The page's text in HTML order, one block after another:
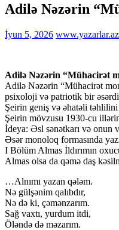
Adilə Nəzərin
İyun 5, 2026 www.yazarlar.az
Adilə Nəzərin “Mühacirət
Adilə Nəzərin “Mühacirət
psixoloji və patriotik bir
Şeirin geniş və əhatəli
Şeirin mövzusu 1930-cu
İdeya: Əsl sənətkarı və onun
Əsər monoloq formasında
I Bölüm Almas İldırımın
Almas olsa da qəmə daş
…Alnımı yazan qələm.
Nə gülşənim qalıbdır,
Nə də ki, çəmənzarım.
Sağ vaxtı, yurdum itdi,
Öləndə də məzarım.